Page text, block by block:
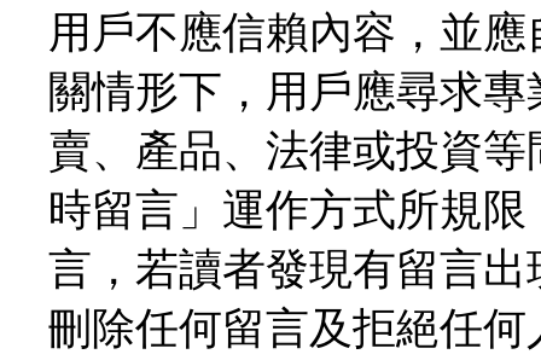
用戶不應信賴內容，並
關情形下，用戶應尋求
賣、產品、法律或投資
時留言」運作方式所規
言，若讀者發現有留言
刪除任何留言及拒絕任